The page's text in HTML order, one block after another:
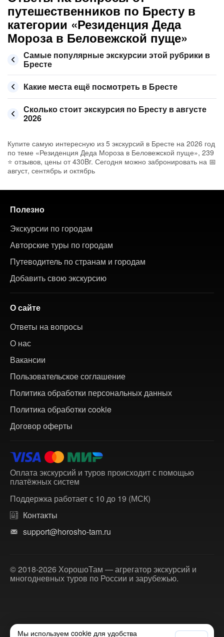
путешественников по Бресту в
категории «Резиденция Деда
Мороза в Беловежской пуще»
Самые популярные экскурсии этой рубрики в
Бресте
Какие места ещё посмотреть в Бресте
Сколько стоит экскурсия по Бресту в августе
2026
Купите самую интересную из 5 экскурсий в Бресте на 2026 год
по теме «Резиденция Деда Мороза в Беловежской пуще», 239
⭐ отзывов, цены от 430Br. Сегодня можно забронировать на 📅
август, сентябрь и октябрь
Полезно
Экскурсии по городам
Авторские туры по городам
Путеводитель по странам и городам
Добавить свою экскурсию
О сайте
Ответы на вопросы
О нас
Вакансии
Пользовательское соглашение
Политика обработки персональных данных
Политика обработки cookie
Договор оферты
Оплата экскурсий и туров происходит с помощью
платёжных систем
Поддержка работает с 10 до 19 (МСК)
Контакты
support@horosho-tam.ru
© 2018-2026 ХорошоТам — агрегатор экскурсий и
многодневных туров по России и зарубежью.
Мы используем cookie для удобства